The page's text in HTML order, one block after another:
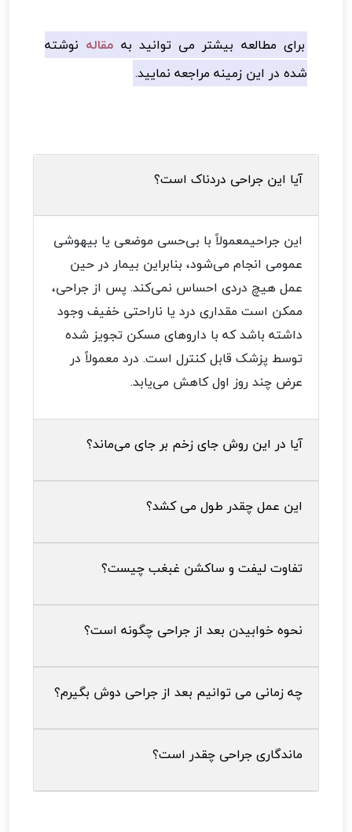
برای مطالعه بیشتر می توانید به مقاله نوشته
شده در این زمینه مراجعه نمایید.
آیا این جراحی دردناک است؟
این جراحیمعمولاً با بی‌حسی موضعی یا بیهوشی
عمومی انجام می‌شود، بنابراین بیمار در حین
عمل هیچ دردی احساس نمی‌کند. پس از جراحی،
ممکن است مقداری درد یا ناراحتی خفیف وجود
داشته باشد که با داروهای مسکن تجویز شده
توسط پزشک قابل کنترل است. درد معمولاً در
عرض چند روز اول کاهش می‌یابد.
آیا در این روش جای زخم بر جای می‌ماند؟
این عمل چقدر طول می کشد؟
تفاوت لیفت و ساکشن غبغب چیست؟
نحوه خوابیدن بعد از جراحی چگونه است؟
چه زمانی می توانیم بعد از جراحی دوش بگیرم؟
ماندگاری جراحی چقدر است؟